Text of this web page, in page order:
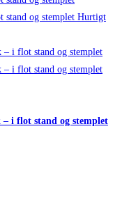
Hurtigt
i flot stand og stemplet